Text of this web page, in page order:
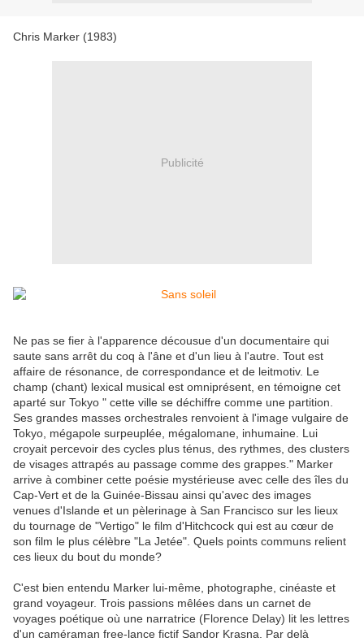
Chris Marker (1983)
Publicité
Ne pas se fier à l'apparence décousue d'un documentaire qui
saute sans arrêt du coq à l'âne et d'un lieu à l'autre. Tout est
affaire de résonance, de correspondance et de leitmotiv. Le
champ (chant) lexical musical est omniprésent, en témoigne cet
aparté sur Tokyo " cette ville se déchiffre comme une partition.
Ses grandes masses orchestrales renvoient à l'image vulgaire de
Tokyo, mégapole surpeuplée, mégalomane, inhumaine. Lui
croyait percevoir des cycles plus ténus, des rythmes, des clusters
de visages attrapés au passage comme des grappes." Marker
arrive à combiner cette poésie mystérieuse avec celle des îles du
Cap-Vert et de la Guinée-Bissau ainsi qu'avec des images
venues d'Islande et un pèlerinage à San Francisco sur les lieux
du tournage de "Vertigo" le film d'Hitchcock qui est au cœur de
son film le plus célèbre "La Jetée". Quels points communs relient
ces lieux du bout du monde?
C'est bien entendu Marker lui-même, photographe, cinéaste et
grand voyageur. Trois passions mêlées dans un carnet de
voyages poétique où une narratrice (Florence Delay) lit les lettres
d'un caméraman free-lance fictif Sandor Krasna. Par delà